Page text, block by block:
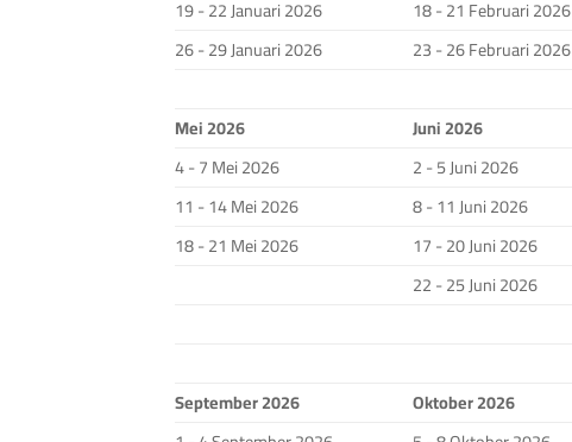
19 - 22 Januari 2026
18 - 21 Februari 2026
26 - 29 Januari 2026
23 - 26 Februari 2026
Mei 2026 Juni 2026
4 - 7 Mei 2026
2 - 5 Juni 2026
11 - 14 Mei 2026
8 - 11 Juni 2026
18 - 21 Mei 2026
17 - 20 Juni 2026
22 - 25 Juni 2026
September 2026 Oktober 2026